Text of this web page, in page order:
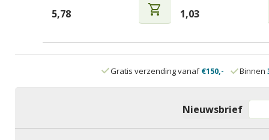
5,78 shopping_cart 1,03
Gratis verzending vanaf€150,- Binnen
Nieuwsbrief